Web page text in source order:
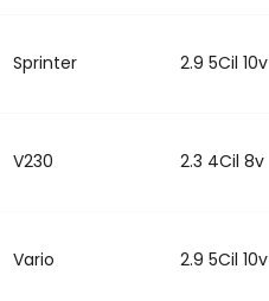
Sprinter 2.9 5Cil 10v
V230 2.3 4Cil 8v
Vario 2.9 5Cil 10v